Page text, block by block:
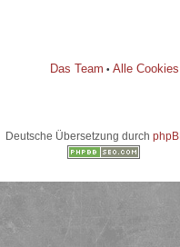
Das Team • Alle
Deutsche Übersetzung durch